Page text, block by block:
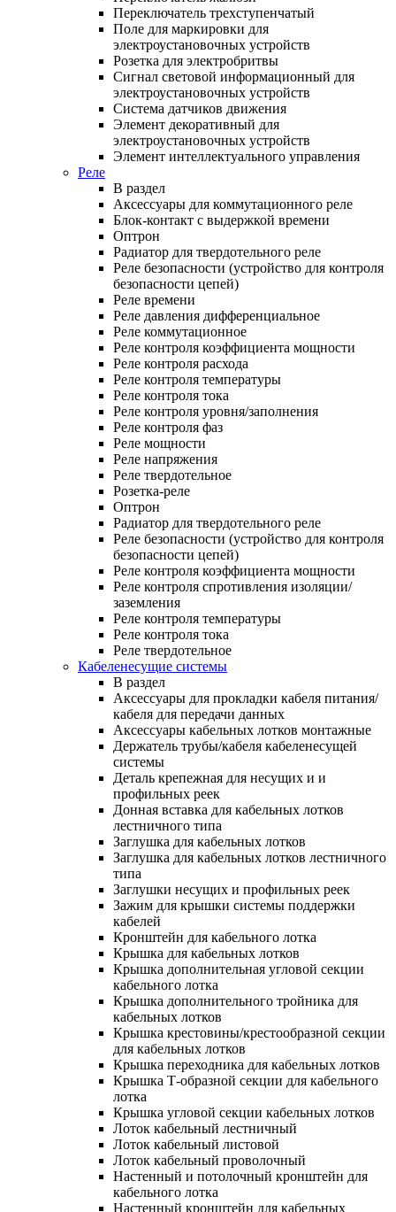
Переключатель трехступенчатый
Поле для маркировки для
электроустановочных устройств
Розетка для электробритвы
Сигнал световой информационный для
электроустановочных устройств
Система датчиков движения
Элемент декоративный для
электроустановочных устройств
Элемент интеллектуального управления
Реле
В раздел
Аксессуары для коммутационного реле
Блок-контакт с выдержкой времени
Оптрон
Радиатор для твердотельного реле
Реле безопасности (устройство для контроля
безопасности цепей)
Реле времени
Реле давления дифференциальное
Реле коммутационное
Реле контроля коэффициента мощности
Реле контроля расхода
Реле контроля температуры
Реле контроля тока
Реле контроля уровня/заполнения
Реле контроля фаз
Реле мощности
Реле напряжения
Реле твердотельное
Розетка-реле
Оптрон
Радиатор для твердотельного реле
Реле безопасности (устройство для контроля
безопасности цепей)
Реле контроля коэффициента мощности
Реле контроля спротивления изоляции/
заземления
Реле контроля температуры
Реле контроля тока
Реле твердотельное
Кабеленесущие системы
В раздел
Аксессуары для прокладки кабеля питания/
кабеля для передачи данных
Аксессуары кабельных лотков монтажные
Держатель трубы/кабеля кабеленесущей
системы
Деталь крепежная для несущих и и
профильных реек
Донная вставка для кабельных лотков
лестничного типа
Заглушка для кабельных лотков
Заглушка для кабельных лотков лестничного
типа
Заглушки несущих и профильных реек
Зажим для крышки системы поддержки
кабелей
Кронштейн для кабельного лотка
Крышка для кабельных лотков
Крышка дополнительная угловой секции
кабельного лотка
Крышка дополнительного тройника для
кабельных лотков
Крышка крестовины/крестообразной секции
для кабельных лотков
Крышка переходника для кабельных лотков
Крышка Т-образной секции для кабельного
лотка
Крышка угловой секции кабельных лотков
Лоток кабельный лестничный
Лоток кабельный листовой
Лоток кабельный проволочный
Настенный и потолочный кронштейн для
кабельного лотка
Настенный кронштейн для кабельных